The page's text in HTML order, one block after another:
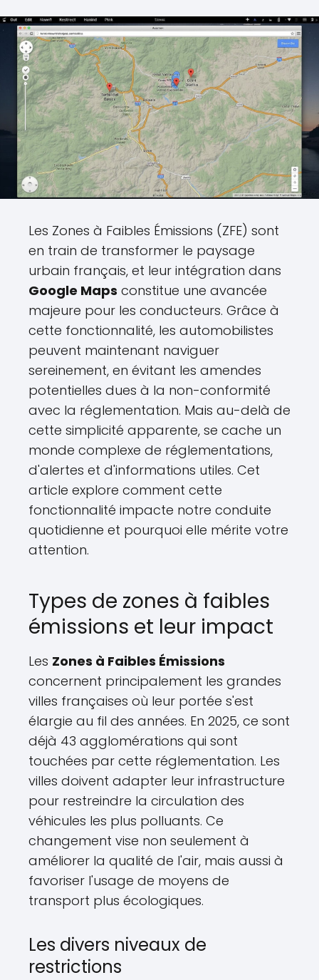
Les Zones à Faibles Émissions (ZFE) sont
en train de transformer le paysage
urbain français, et leur intégration dans
Google Maps constitue une avancée
majeure pour les conducteurs. Grâce à
cette fonctionnalité, les automobilistes
peuvent maintenant naviguer
sereinement, en évitant les amendes
potentielles dues à la non-conformité
avec la réglementation. Mais au-delà de
cette simplicité apparente, se cache un
monde complexe de réglementations,
d'alertes et d'informations utiles. Cet
article explore comment cette
fonctionnalité impacte notre conduite
quotidienne et pourquoi elle mérite votre
attention.
Types de zones à faibles
émissions et leur impact
Les Zones à Faibles Émissions
concernent principalement les grandes
villes françaises où leur portée s'est
élargie au fil des années. En 2025, ce sont
déjà 43 agglomérations qui sont
touchées par cette réglementation. Les
villes doivent adapter leur infrastructure
pour restreindre la circulation des
véhicules les plus polluants. Ce
changement vise non seulement à
améliorer la qualité de l'air, mais aussi à
favoriser l'usage de moyens de
transport plus écologiques.
Les divers niveaux de
restrictions